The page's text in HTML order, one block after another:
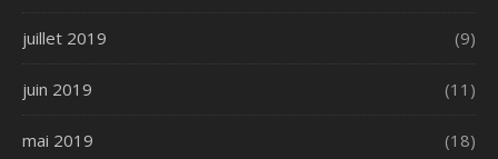
juillet 2019 (9)
juin 2019 (11)
mai 2019 (18)